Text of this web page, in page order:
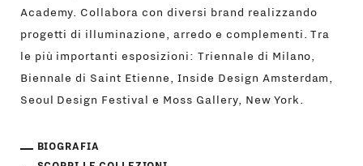
Academy. Collabora con diversi brand realizzando
progetti di illuminazione, arredo e complementi. Tra
le più importanti esposizioni: Triennale di Milano,
Biennale di Saint Etienne, Inside Design Amsterdam,
Seoul Design Festival e Moss Gallery, New York.
BIOGRAFIA